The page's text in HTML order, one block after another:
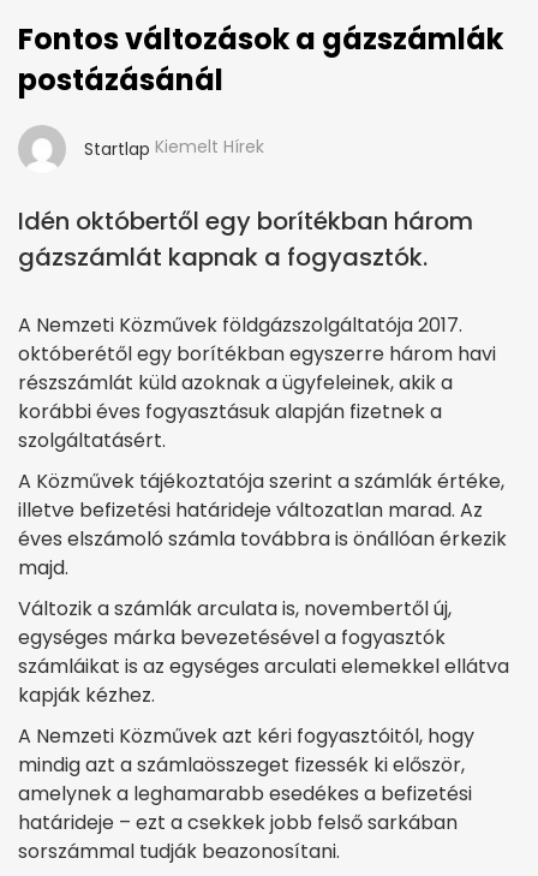
Fontos változások a gázszámlák
postázásánál
Startlap Kiemelt Hírek
Idén októbertől egy borítékban három
gázszámlát kapnak a fogyasztók.
A Nemzeti Közművek földgázszolgáltatója 2017.
októberétől egy borítékban egyszerre három havi
részszámlát küld azoknak a ügyfeleinek, akik a
korábbi éves fogyasztásuk alapján fizetnek a
szolgáltatásért.
A Közművek tájékoztatója szerint a számlák értéke,
illetve befizetési határideje változatlan marad. Az
éves elszámoló számla továbbra is önállóan érkezik
majd.
Változik a számlák arculata is, novembertől új,
egységes márka bevezetésével a fogyasztók
számláikat is az egységes arculati elemekkel ellátva
kapják kézhez.
A Nemzeti Közművek azt kéri fogyasztóitól, hogy
mindig azt a számlaösszeget fizessék ki először,
amelynek a leghamarabb esedékes a befizetési
határideje – ezt a csekkek jobb felső sarkában
sorszámmal tudják beazonosítani.